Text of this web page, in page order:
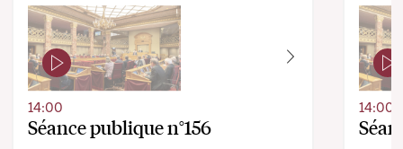
Séance publique n°156
14:00 14:00